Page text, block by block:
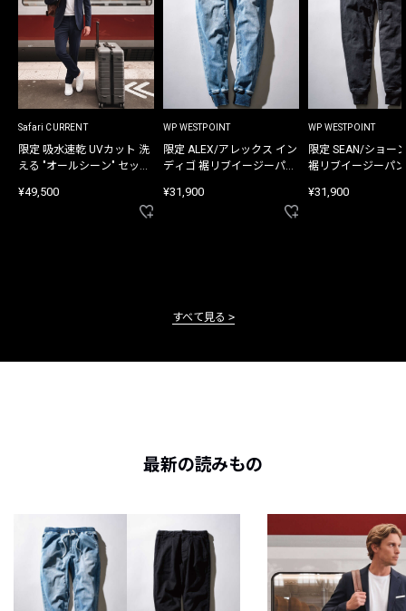
Safari CURRENT
限定 吸水速乾 UVカット 洗
える "オールシーン" セット
¥49,500
WP WESTPOINT
限定 ALEX/アレックス イン
ディゴ 裾リブイージーパン
¥31,900
WP WESTPOINT
限定 SEAN/ショー
裾リブイージーパ
¥31,900
すべて見る
最新の読みもの